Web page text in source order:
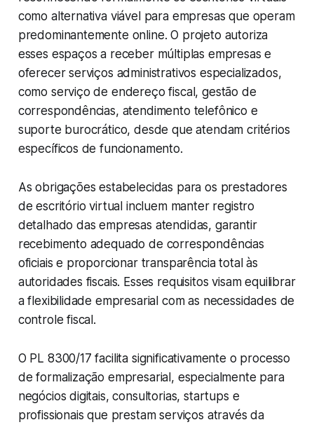
como alternativa viável para empresas que operam
predominantemente online. O projeto autoriza
esses espaços a receber múltiplas empresas e
oferecer serviços administrativos especializados,
como serviço de endereço fiscal, gestão de
correspondências, atendimento telefônico e
suporte burocrático, desde que atendam critérios
específicos de funcionamento.
As obrigações estabelecidas para os prestadores
de escritório virtual incluem manter registro
detalhado das empresas atendidas, garantir
recebimento adequado de correspondências
oficiais e proporcionar transparência total às
autoridades fiscais. Esses requisitos visam equilibrar
a flexibilidade empresarial com as necessidades de
controle fiscal.
O PL 8300/17 facilita significativamente o processo
de formalização empresarial, especialmente para
negócios digitais, consultorias, startups e
profissionais que prestam serviços através da